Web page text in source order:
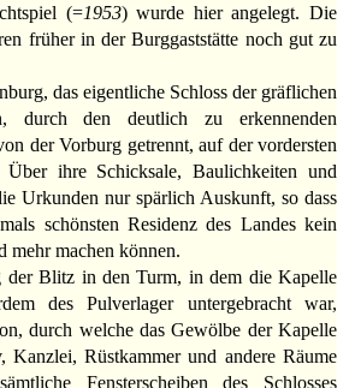
(=1953) wurde hier angelegt. Die
früher in der Burggaststätte noch gut zu
das eigentliche Schloss der gräflichen
durch den deutlich zu erkennenden
der Vorburg getrennt, auf der vordersten
Über ihre Schicksale, Baulichkeiten und
Urkunden nur spärlich Auskunft, so dass
schönsten Residenz des Landes kein
mehr machen können.
der Blitz in den Turm, in dem die Kapelle
des Pulverlager untergebracht war,
durch welche das Gewölbe der Kapelle
Kanzlei, Rüstkammer und andere Räume
Fensterscheiben des Schlosses